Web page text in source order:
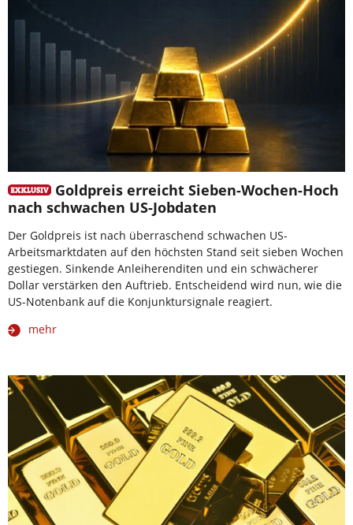
Goldpreis erreicht Sieben-Wochen-Hoch
nach schwachen US-Jobdaten
Der Goldpreis ist nach überraschend schwachen US-
Arbeitsmarktdaten auf den höchsten Stand seit sieben Wochen
gestiegen. Sinkende Anleiherenditen und ein schwächerer
Dollar verstärken den Auftrieb. Entscheidend wird nun, wie die
US-Notenbank auf die Konjunktursignale reagiert.
mehr